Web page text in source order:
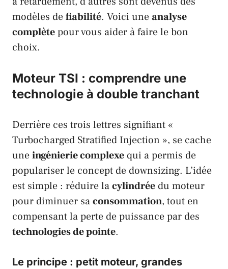
modèles defiabilité. Voici uneanalyse
complètepour vous aider à faire le bon
choix.
Moteur TSI : comprendre une
technologie à double tranchant
Derrière ces trois lettres signifiant «
Turbocharged Stratified Injection », se cache
uneingénierie complexe qui a permis de
populariser le concept de downsizing. L’idée
est simple : réduire lacylindrée du moteur
pour diminuer saconsommation, tout en
compensant la perte de puissance par des
technologies de pointe.
Le principe : petit moteur, grandes